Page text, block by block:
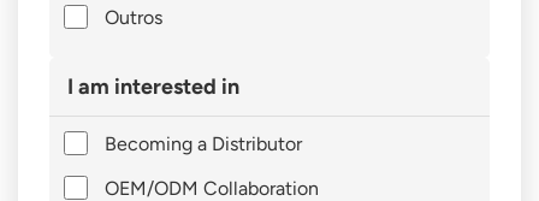
Outros
I am interested in
Becoming a Distributor
OEM/ODM Collaboration